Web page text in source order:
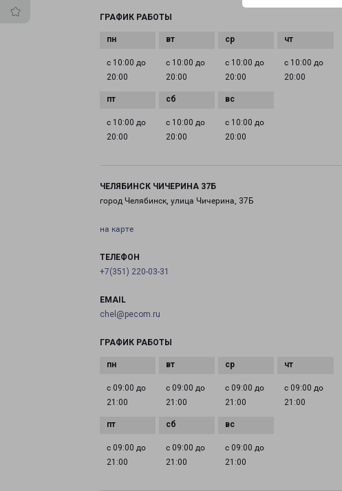
ГРАФИК РАБОТЫ
с 10:00 до
20:00
с 10:00 до
20:00
с 10:00 до
20:00
с 10:00 до
20:00
с 10:00 до
20:00
с 10:00 до
20:00
с 10:00 до
20:00
ЧЕЛЯБИНСК ЧИЧЕРИНА 37Б
город Челябинск, улица Чичерина, 37Б
на карте
ТЕЛЕФОН
+7(351) 220-03-31
EMAIL
chel@pecom.ru
ГРАФИК РАБОТЫ
с 09:00 до
21:00
с 09:00 до
21:00
с 09:00 до
21:00
с 09:00 до
21:00
с 09:00 до
21:00
с 09:00 до
21:00
с 09:00 до
21:00